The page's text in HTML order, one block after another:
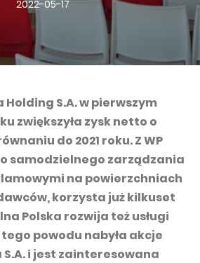
2022-05-17
S.A. w pierwszym
zwiększyła zysk netto o
do 2021 roku. Z WP
samodzielnego zarządzania
na powierzchniach
korzysta już kilkuset
Polska rozwija też usługi
powodu nabyła akcje
S.A. i jest zainteresowana